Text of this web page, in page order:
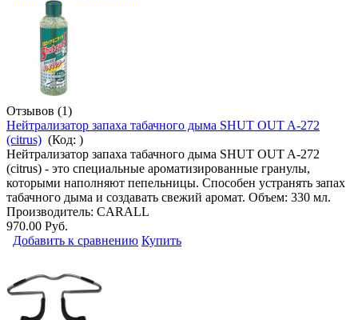
Отзывов (1)
Нейтрализатор запаха табачного дыма SHUT OUT A-272
(citrus) (Код: )
Нейтрализатор запаха табачного дыма SHUT OUT A-272
(citrus) - это специальные ароматизированные гранулы,
которыми наполняют пепельницы. Способен устранять запах
табачного дыма и создавать свежий аромат. Объем: 330 мл.
Производитель: CARALL
970.00 Руб.
Добавить к сравнению Купить